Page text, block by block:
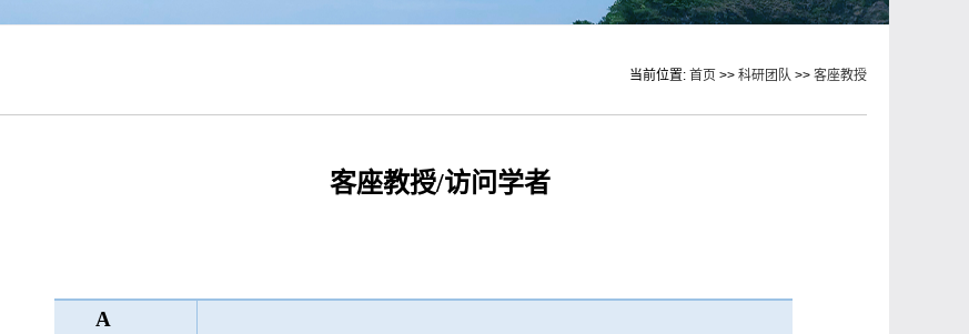
当前位置: 首页 >> 科研团队 >> 客座教授
客座教授/访问学者
A